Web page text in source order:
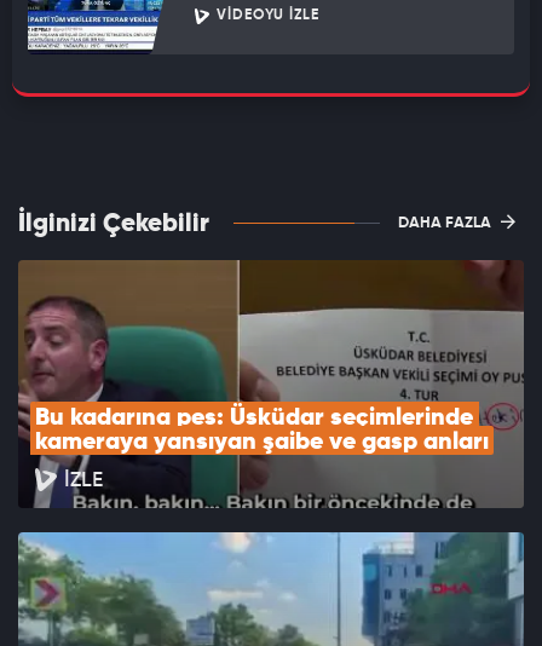
VIDEOYU İZLE
İlginizi Çekebilir DAHA FAZLA
Bu kadarına pes: Üsküdar seçimlerinde
kameraya yansıyan şaibe ve gasp anları
İZLE